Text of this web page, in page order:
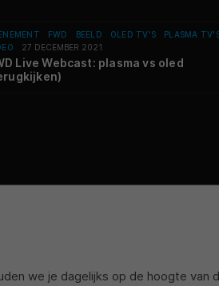
FWD BEELD OLED TV'S
PLASMA
27 DECEMBER 2021
Live Webcast: plasma vs oled
we je dagelijks op de hoogte van